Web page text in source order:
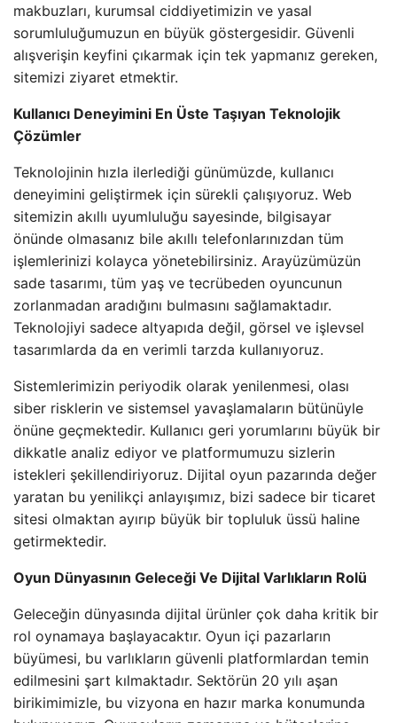
makbuzları, kurumsal ciddiyetimizin ve yasal
sorumluluğumuzun en büyük göstergesidir. Güvenli
alışverişin keyfini çıkarmak için tek yapmanız gereken,
sitemizi ziyaret etmektir.
Kullanıcı Deneyimini En Üste Taşıyan Teknolojik
Çözümler
Teknolojinin hızla ilerlediği günümüzde, kullanıcı
deneyimini geliştirmek için sürekli çalışıyoruz. Web
sitemizin akıllı uyumluluğu sayesinde, bilgisayar
önünde olmasanız bile akıllı telefonlarınızdan tüm
işlemlerinizi kolayca yönetebilirsiniz. Arayüzümüzün
sade tasarımı, tüm yaş ve tecrübeden oyuncunun
zorlanmadan aradığını bulmasını sağlamaktadır.
Teknolojiyi sadece altyapıda değil, görsel ve işlevsel
tasarımlarda da en verimli tarzda kullanıyoruz.
Sistemlerimizin periyodik olarak yenilenmesi, olası
siber risklerin ve sistemsel yavaşlamaların bütünüyle
önüne geçmektedir. Kullanıcı geri yorumlarını büyük bir
dikkatle analiz ediyor ve platformumuzu sizlerin
istekleri şekillendiriyoruz. Dijital oyun pazarında değer
yaratan bu yenilikçi anlayışımız, bizi sadece bir ticaret
sitesi olmaktan ayırıp büyük bir topluluk üssü haline
getirmektedir.
Oyun Dünyasının Geleceği Ve Dijital Varlıkların Rolü
Geleceğin dünyasında dijital ürünler çok daha kritik bir
rol oynamaya başlayacaktır. Oyun içi pazarların
büyümesi, bu varlıkların güvenli platformlardan temin
edilmesini şart kılmaktadır. Sektörün 20 yılı aşan
birikimimizle, bu vizyona en hazır marka konumunda